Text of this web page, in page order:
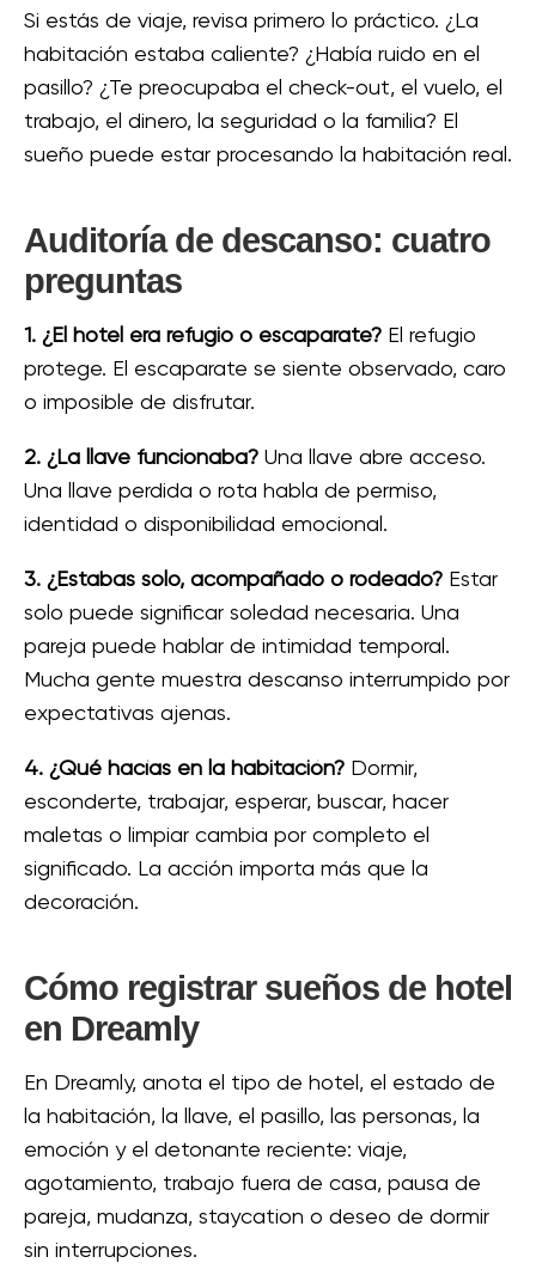
Si estás de viaje, revisa primero lo práctico. ¿La
habitación estaba caliente? ¿Había ruido en el
pasillo? ¿Te preocupaba el check-out, el vuelo, el
trabajo, el dinero, la seguridad o la familia? El
sueño puede estar procesando la habitación real.
Auditoría de descanso: cuatro
preguntas
1. ¿El hotel era refugio o escaparate? El refugio
protege. El escaparate se siente observado, caro
o imposible de disfrutar.
2. ¿La llave funcionaba? Una llave abre acceso.
Una llave perdida o rota habla de permiso,
identidad o disponibilidad emocional.
3. ¿Estabas solo, acompañado o rodeado? Estar
solo puede significar soledad necesaria. Una
pareja puede hablar de intimidad temporal.
Mucha gente muestra descanso interrumpido por
expectativas ajenas.
4. ¿Qué hacías en la habitación? Dormir,
esconderte, trabajar, esperar, buscar, hacer
maletas o limpiar cambia por completo el
significado. La acción importa más que la
decoración.
Cómo registrar sueños de hotel
en Dreamly
En Dreamly, anota el tipo de hotel, el estado de
la habitación, la llave, el pasillo, las personas, la
emoción y el detonante reciente: viaje,
agotamiento, trabajo fuera de casa, pausa de
pareja, mudanza, staycation o deseo de dormir
sin interrupciones.